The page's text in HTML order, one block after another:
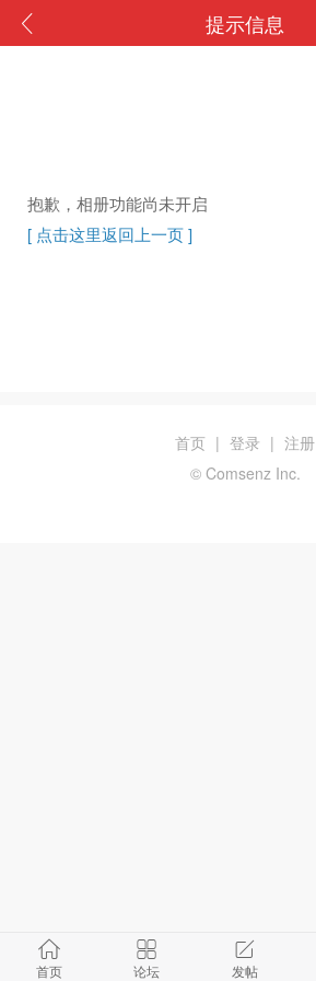
提示信息
抱歉，相册功能尚未开启
[ 点击这里返回上一页 ]
首页 论坛 发帖
首页 | 登录 | 注册
© Comsenz Inc.